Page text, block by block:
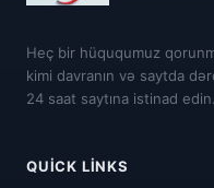
Heç bir hüququmuz
kimi davranın və saytda
24 saat saytına istinad edin.
QUICK LINKS